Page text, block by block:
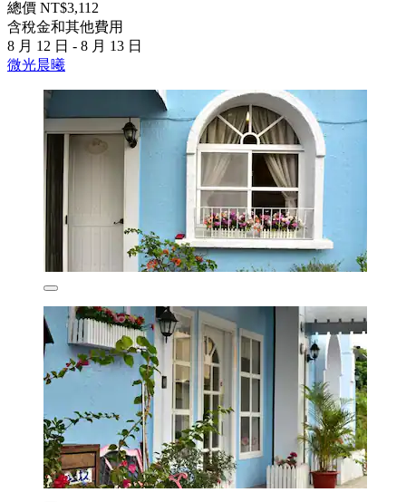
總價 NT$3,112
含稅金和其他費用
8 月 12 日 - 8 月 13 日
微光晨曦